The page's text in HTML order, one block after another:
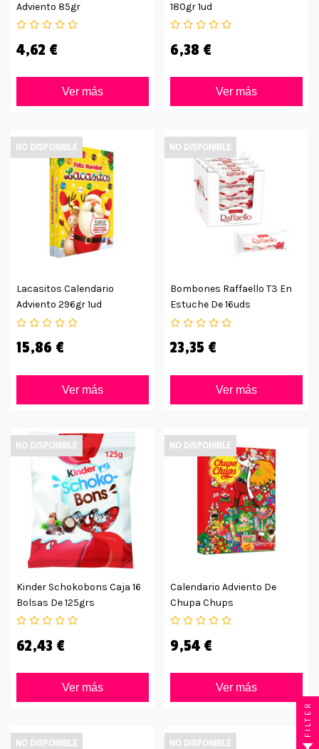
Adviento 85gr
4,62 €
Ver más
180gr 1ud
6,38 €
Ver más
Lacasitos Calendario
Adviento 296gr 1ud
15,86 €
Ver más
NO DISPONIBLE
Bombones Raffaello T3 En
Estuche De 16uds
23,35 €
Ver más
NO DISPONIBLE
Kinder Schokobons Caja 16
Bolsas De 125grs
62,43 €
Ver más
NO DISPONIBLE
Calendario Adviento De
Chupa Chups
9,54 €
Ver más
NO DISPONIBLE
NO DISPONIBLE NO DISPONIBLE
FILTER